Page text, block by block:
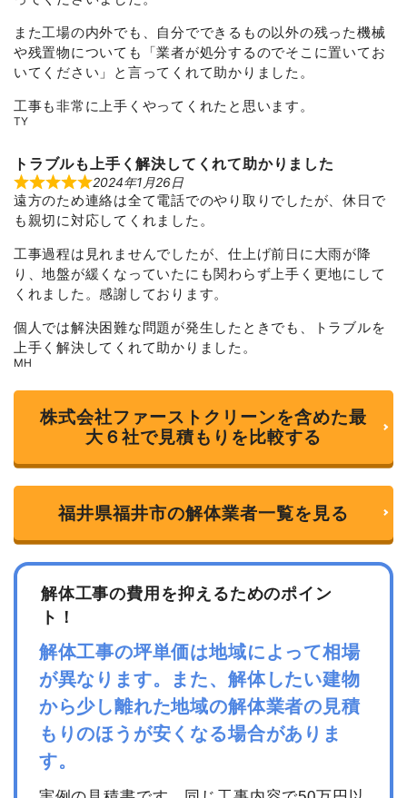
5
u
t
o
また工場の内外でも、自分でできるもの以外の残った機械
や残置物についても「業者が処分するのでそこに置いてお
いてください」と言ってくれて助かりました。
工事も非常に上手くやってくれたと思います。
TY
トラブルも上手く解決してくれて助かりました
R
a
t
e
5
o
u
t
o
5
2024年1月26日
遠方のため連絡は全て電話でのやり取りでしたが、休日で
も親切に対応してくれました。
工事過程は見れませんでしたが、仕上げ前日に大雨が降
り、地盤が緩くなっていたにも関わらず上手く更地にして
くれました。感謝しております。
個人では解決困難な問題が発生したときでも、トラブルを
上手く解決してくれて助かりました。
MH
株式会社ファーストクリーンを含めた最
大６社で見積もりを比較する
福井県福井市の解体業者一覧を見る
解体工事の費用を抑えるためのポイン
ト！
解体工事の坪単価は地域によって相場
が異なります。また、解体したい建物
から少し離れた地域の解体業者の見積
もりのほうが安くなる場合がありま
す。